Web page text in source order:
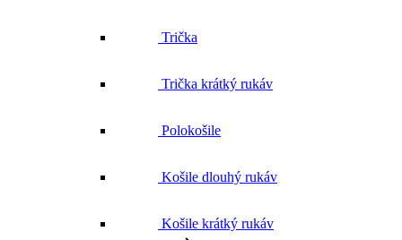
Trička
Trička krátký rukáv
Polokošile
Košile dlouhý rukáv
Košile krátký rukáv